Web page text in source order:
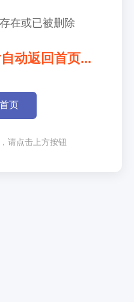
在或已被删除
动返回首页...
页
请点击上方按钮